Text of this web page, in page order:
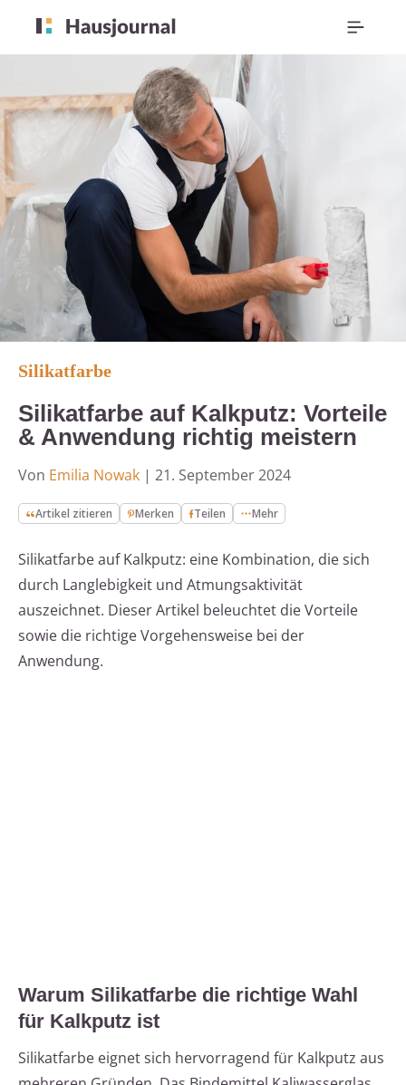
Silikatfarbe
Silikatfarbe auf Kalkputz: Vorteile
& Anwendung richtig meistern
Von Emilia Nowak | 21. September 2024
Artikel zitieren Merken Teilen Mehr
Silikatfarbe auf Kalkputz: eine Kombination, die sich
durch Langlebigkeit und Atmungsaktivität
auszeichnet. Dieser Artikel beleuchtet die Vorteile
sowie die richtige Vorgehensweise bei der
Anwendung.
Warum Silikatfarbe die richtige Wahl
für Kalkputz ist
Silikatfarbe eignet sich hervorragend für Kalkputz aus